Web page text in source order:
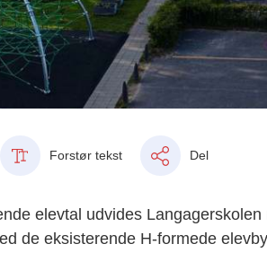
Forstør tekst Del
elevtal udvides
de eksisterende H-formede